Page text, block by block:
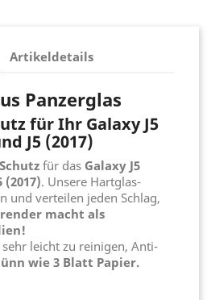
Artikeldetails
Panzerglas
für Ihr Galaxy J5
J5 (2017)
Schutz für das Galaxy J5
(2017). Unsere Hartglas-
und verteilen jeden Schlag,
macht als
leicht zu reinigen, Anti-
wie 3 Blatt Papier.